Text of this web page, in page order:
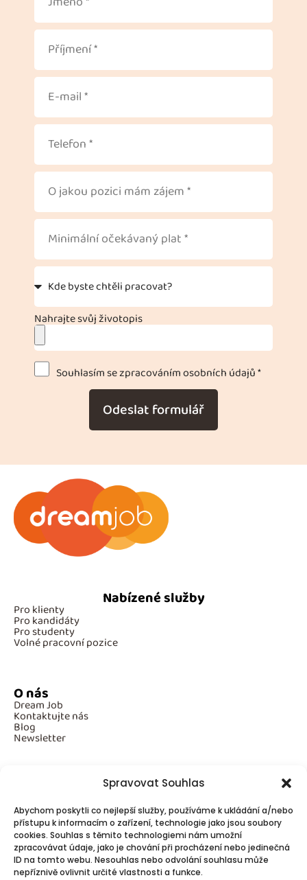
Spravovat Souhlas
Abychom poskytli co nejlepší služby, používáme k ukládání a/nebo
přístupu k informacím o zařízení, technologie jako jsou soubory
cookies. Souhlas s těmito technologiemi nám umožní
zpracovávat údaje, jako je chování při procházení nebo jedinečná
ID na tomto webu. Nesouhlas nebo odvolání souhlasu může
nepříznivě ovlivnit určité vlastnosti a funkce.
Nahrajte svůj životopis
Souhlasím se zpracováním osobních údajů *
Odeslat formulář
Nabízené služby
Pro klienty
Pro kandidáty
Pro studenty
Volné pracovní pozice
O nás
Dream Job
Kontaktujte nás
Blog
Newsletter
Povinné informace
GDPR
Cookies